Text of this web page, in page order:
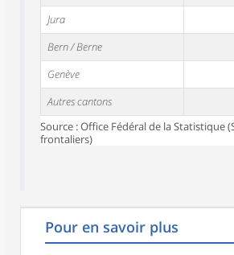
Jura
Bern / Berne
Genève
Autres cantons
Source : Office Fédéral de la Statistique
frontaliers)
Pour en savoir plus